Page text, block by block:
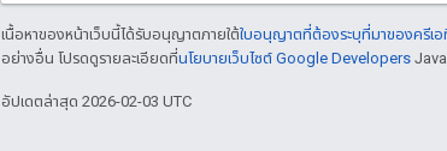
เนื้อหาของหน้าเว็บนี้ได้รับอนุญาตภายใต้ใบอนุญาตที่ต้องระบุที่มาของครีเ
อย่างอื่น โปรดดูรายละเอียดที่นโยบายเว็บไซต์ Google Developers
อัปเดตล่าสุด 2026-02-03 UTC